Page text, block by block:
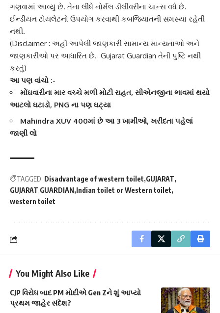
ગણવામાં આવ્યું છે. તેના લીધે નોર્મલ ડીલીવરીના ચાન્સ વધે છે.
ઈન્ડીયન ટોયલેટનો ઉપયોગ કરવાથી કબજિયાતની સમસ્યા રહેતી
નથી.
(Disclaimer : અહીં આપેલી જાણકારી સામાન્ય માન્યતાઓ અને
જાણકારીઓ પર આધારિત છે. Gujarat Guardian તેની પુષ્ટિ નથી
કરતું)
આ પણ વાંચો :-
મોંઘવારીના માર વચ્ચે મળી મોટી રાહત, સીએનજીના ભાવમાં થયો
આટલો ઘટાડો, PNG ના પણ ઘટ્યા
Mahindra XUV 400માં છે આ 3 ખામીઓ, ખરીદતા પહેલાં
જાણી લો
TAGGED: Disadvantage of western toilet GUJARAT
GUJARAT GUARDIAN Indian toilet or Western toilet
western toilet
You Might Also Like
CJP વિરોધ બાદ PM મોદીએ Gen Zને શું આપ્યો
પ્રથમ જાહેર સંદેશ?